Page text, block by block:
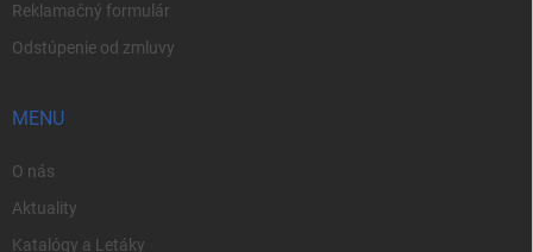
Reklamačný formulár
Odstúpenie od zmluvy
MENU
O nás
Aktuality
Katalógy a Letáky